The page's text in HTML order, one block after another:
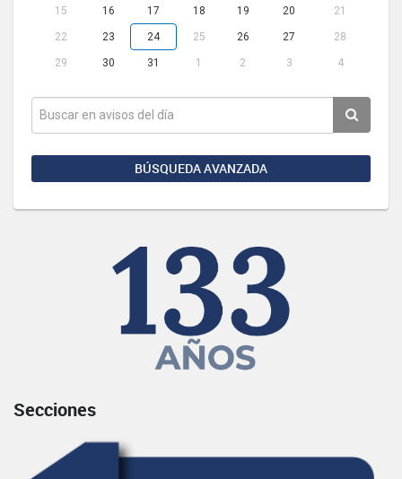
15
16 17 18 19 20 21
22 23 24 25 26 27 28
29 30 31 1 2 3 4
BÚSQUEDA AVANZADA
Secciones